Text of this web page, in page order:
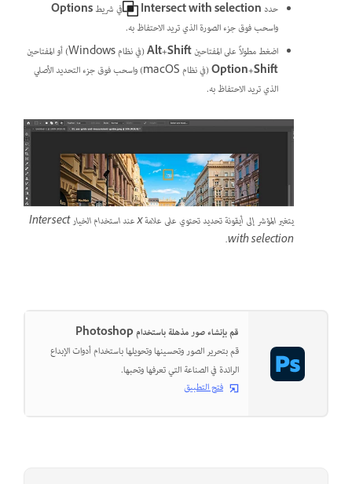
حددIntersect with selection في شريطOptions
واسحب فوق جزء الصورة الذي تريد الاحتفاظ به.
اضغط مطولاً على المفتاحينAlt+Shift(في نظام Windows) أو المفتاحين
Option+Shift
(في نظام macOS) واسحب فوق جزء التحديد الأصلي
الذي تريد الاحتفاظ به.
يتغير المؤشر إلى أيقونة تحديد تحتوي على علامة x عند استخدام الخيار Intersect
with selection.
قم بإنشاء صور مذهلة باستخدام Photoshop
قم بتحرير الصور وتحسينها وتحويلها باستخدام أدوات الإبداع
الرائدة في الصناعة التي تعرفها وتحبها.
فتح التطبيق